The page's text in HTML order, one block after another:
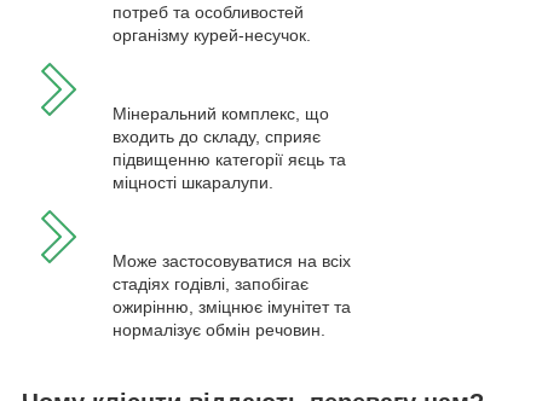
потреб та особливостей
організму курей-несучок.
Мінеральний комплекс, що
входить до складу, сприяє
підвищенню категорії яєць та
міцності шкаралупи.
Може застосовуватися на всіх
стадіях годівлі, запобігає
ожирінню, зміцнює імунітет та
нормалізує обмін речовин.